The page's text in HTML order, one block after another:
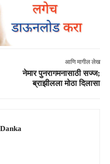
आणि मागील लेख
नेमार पुनरागमनासाठी सज्ज;
ब्राझीलला मोठा दिलासा